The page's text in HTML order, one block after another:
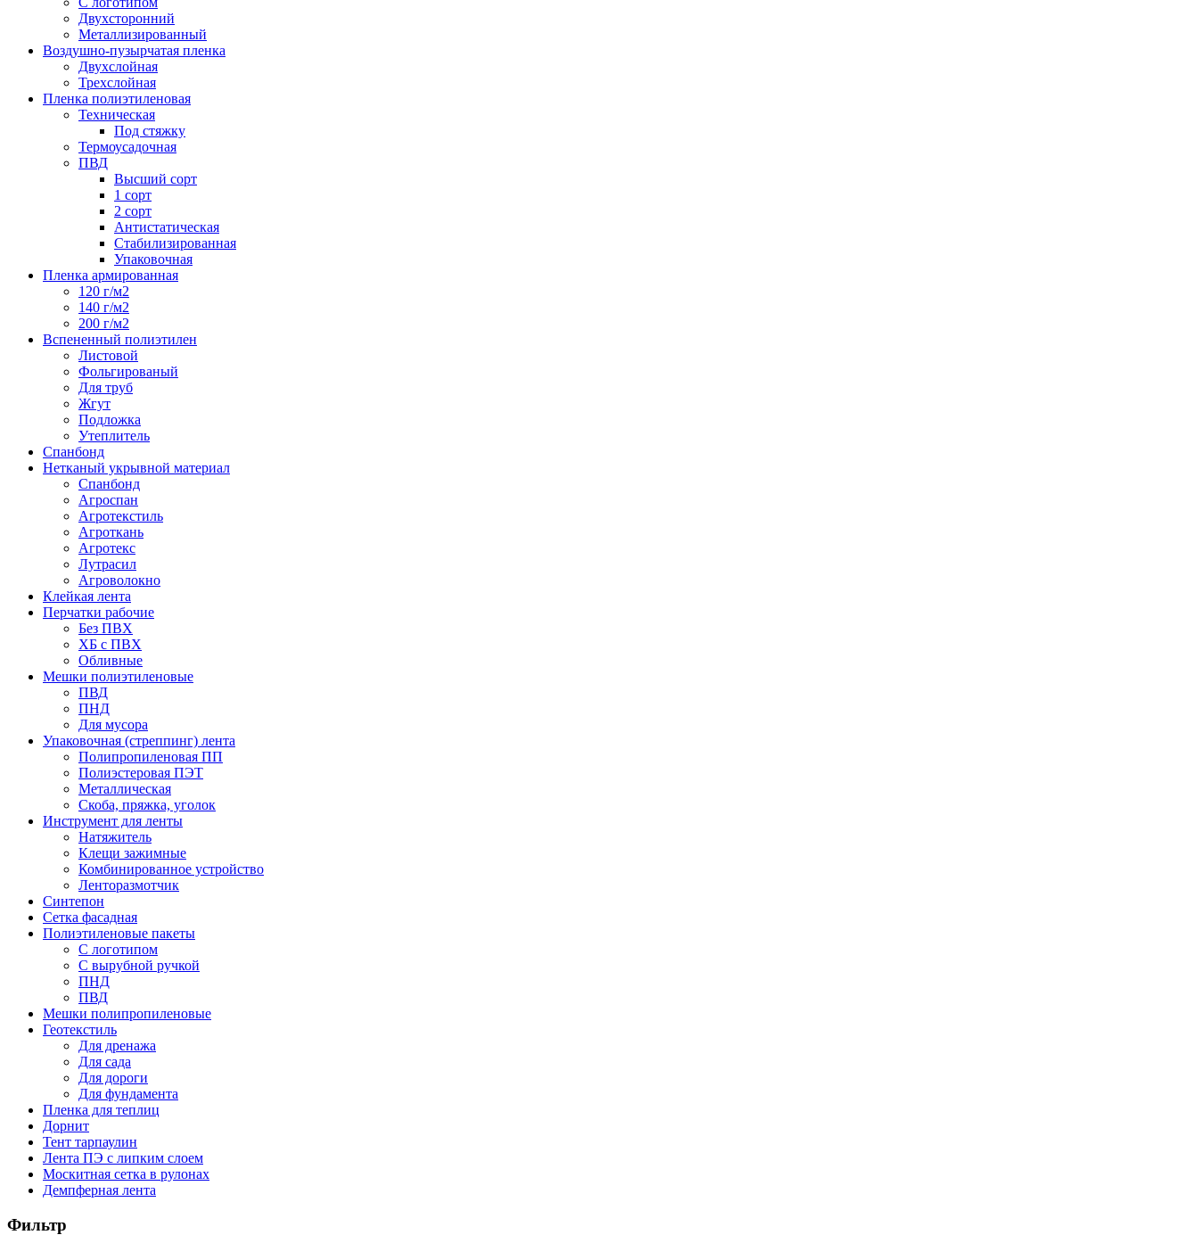
Двухсторонний
Металлизированный
Воздушно-пузырчатая пленка
Двухслойная
Трехслойная
Пленка полиэтиленовая
Техническая
Под стяжку
Термоусадочная
ПВД
Высший сорт
1 сорт
2 сорт
Антистатическая
Стабилизированная
Упаковочная
Пленка армированная
120 г/м2
140 г/м2
200 г/м2
Вспененный полиэтилен
Листовой
Фольгированый
Для труб
Жгут
Подложка
Утеплитель
Спанбонд
Нетканый укрывной материал
Спанбонд
Агроспан
Агротекстиль
Агроткань
Агротекс
Лутрасил
Агроволокно
Клейкая лента
Перчатки рабочие
Без ПВХ
ХБ с ПВХ
Обливные
Мешки полиэтиленовые
ПВД
ПНД
Для мусора
Упаковочная (стреппинг) лента
Полипропиленовая ПП
Полиэстеровая ПЭТ
Металлическая
Скоба, пряжка, уголок
Инструмент для ленты
Натяжитель
Клещи зажимные
Комбинированное устройство
Ленторазмотчик
Синтепон
Сетка фасадная
Полиэтиленовые пакеты
С логотипом
С вырубной ручкой
ПНД
ПВД
Мешки полипропиленовые
Геотекстиль
Для дренажа
Для сада
Для дороги
Для фундамента
Пленка для теплиц
Дорнит
Тент тарпаулин
Лента ПЭ с липким слоем
Москитная сетка в рулонах
Демпферная лента
Фильтр